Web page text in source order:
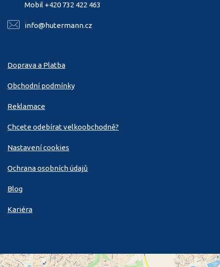
Mobil +420 732 422 463
info@hutermann.cz
Doprava a Platba
Obchodní podmínky
Reklamace
Chcete odebírat velkoobchodně?
Nastavení cookies
Ochrana osobních údajů
Blog
Kariéra